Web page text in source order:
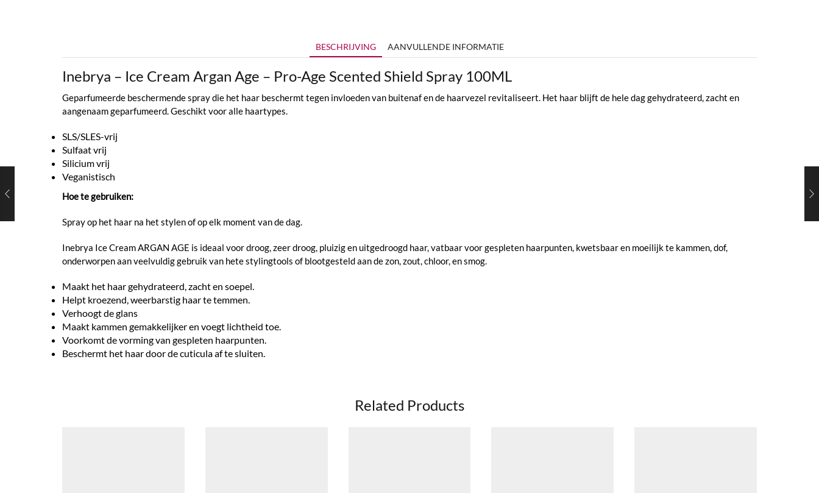
BESCHRIJVING AANVULLENDE INFORMATIE
Inebrya – Ice Cream Argan Age – Pro-Age Scented Shield Spray 100ML
Geparfumeerde beschermende spray die het haar beschermt tegen invloeden van buitenaf en de haarvezel revitaliseert. Het haar blijft de hele dag gehydrateerd, zacht en
aangenaam geparfumeerd. Geschikt voor alle haartypes.
SLS/SLES-vrij
Sulfaat vrij
Silicium vrij
Veganistisch
Hoe te gebruiken:
Spray op het haar na het stylen of op elk moment van de dag.
Inebrya Ice Cream ARGAN AGE is ideaal voor droog, zeer droog, pluizig en uitgedroogd haar, vatbaar voor gespleten haarpunten, kwetsbaar en moeilijk te kammen, dof,
onderworpen aan veelvuldig gebruik van hete stylingtools of blootgesteld aan de zon, zout, chloor, en smog.
Maakt het haar gehydrateerd, zacht en soepel.
Helpt kroezend, weerbarstig haar te temmen.
Verhoogt de glans
Maakt kammen gemakkelijker en voegt lichtheid toe.
Voorkomt de vorming van gespleten haarpunten.
Beschermt het haar door de cuticula af te sluiten.
Related Products